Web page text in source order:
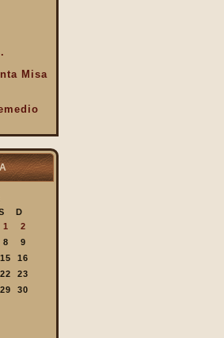
Misa
y el
día.
Santa
nos
Iglesia
D
1
2
8
9
15
16
22
23
29
30